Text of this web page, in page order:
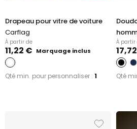
Drapeau pour vitre de voiture
Carflag
À partir de
11,22 € Marquage inclus
Qté min. pour personnaliser : 1
À partir
Qté